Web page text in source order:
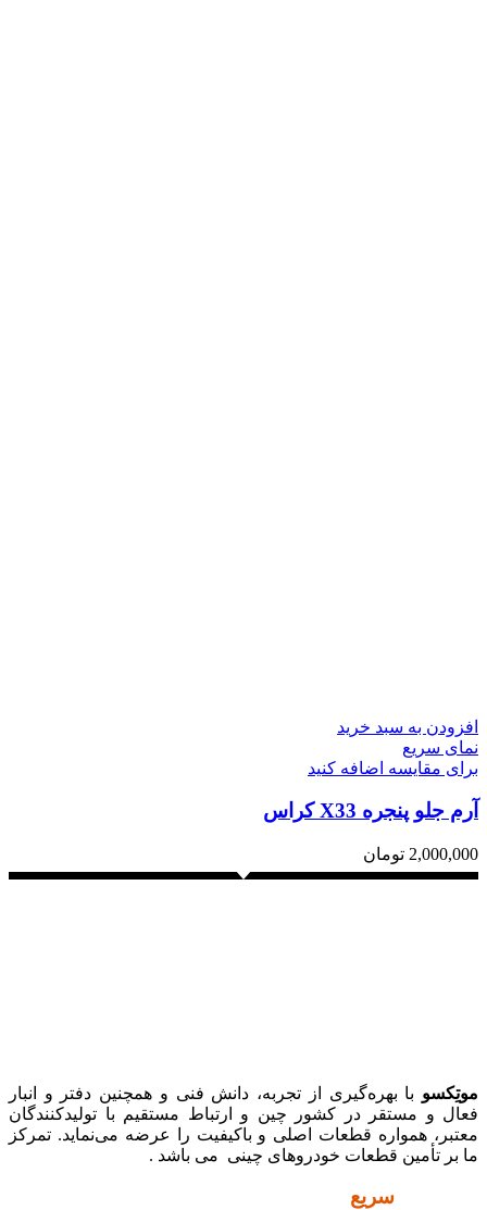
افزودن به سبد خرید
نمای سریع
برای مقایسه اضافه کنید
آرم جلو پنجره X33 کراس
2,000,000 تومان
موتِکسو با بهره‌گیری از تجربه، دانش فنی و همچنین دفتر و انبار
فعال و مستقر در کشور چین و ارتباط مستقیم با تولیدکنندگان
معتبر، همواره قطعات اصلی و باکیفیت را عرضه می‌نماید. تمرکز
ما بر تأمین قطعات خودروهای چینی می باشد .
سریع